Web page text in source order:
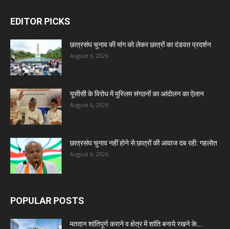
EDITOR PICKS
छात्रसंघ चुनाव की मांग को लेकर छात्रों का दंडवत प्रदर्शन
August 6, 2026
यूसीसी के विरोध में मुस्लिम संगठनों का आंदोलन का ऐलान
August 6, 2026
छात्रसंघ चुनाव नहीं होने से छात्रों की आवाज दब रही: गहलोत
August 6, 2026
POPULAR POSTS
मतदान शांतिपूर्ण कराने व क्षेत्र में शांति बनाये रखने के...